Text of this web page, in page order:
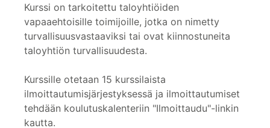
Kurssi on tarkoitettu taloyhtiöiden
vapaaehtoisille toimijoille, jotka on nimetty
turvallisuusvastaaviksi tai ovat kiinnostuneita
taloyhtiön turvallisuudesta.
Kurssille otetaan 15 kurssilaista
ilmoittautumisjärjestyksessä ja ilmoittautumiset
tehdään koulutuskalenteriin "Ilmoittaudu"-linkin
kautta.